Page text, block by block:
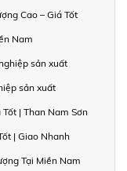
Cao – Giá Tốt
Nam
sản xuất
sản xuất
| Than Nam Sơn
| Giao Nhanh
Tại Miền Nam